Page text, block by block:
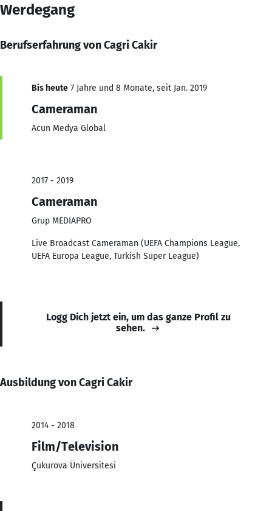
Werdegang
Berufserfahrung von Cagri Cakir
Bis heute 7 Jahre und 8 Monate, seit Jan. 2019
Cameraman
Acun Medya Global
2017 - 2019
Cameraman
Grup MEDIAPRO
Live Broadcast Cameraman (UEFA Champions League,
UEFA Europa League, Turkish Super League)
Logg Dich jetzt ein, um das ganze Profil zu
sehen.
Ausbildung von Cagri Cakir
2014 - 2018
Film/Television
Çukurova Üniversitesi